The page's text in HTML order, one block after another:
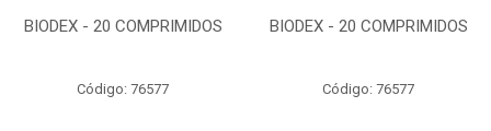
BIODEX - 20 COMPRIMIDOS
Código: 76577
BIODEX - 20 COMPRIMIDOS
Código: 76577